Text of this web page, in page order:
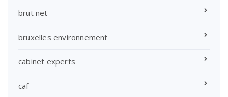
brut net
bruxelles environnement
cabinet experts
caf